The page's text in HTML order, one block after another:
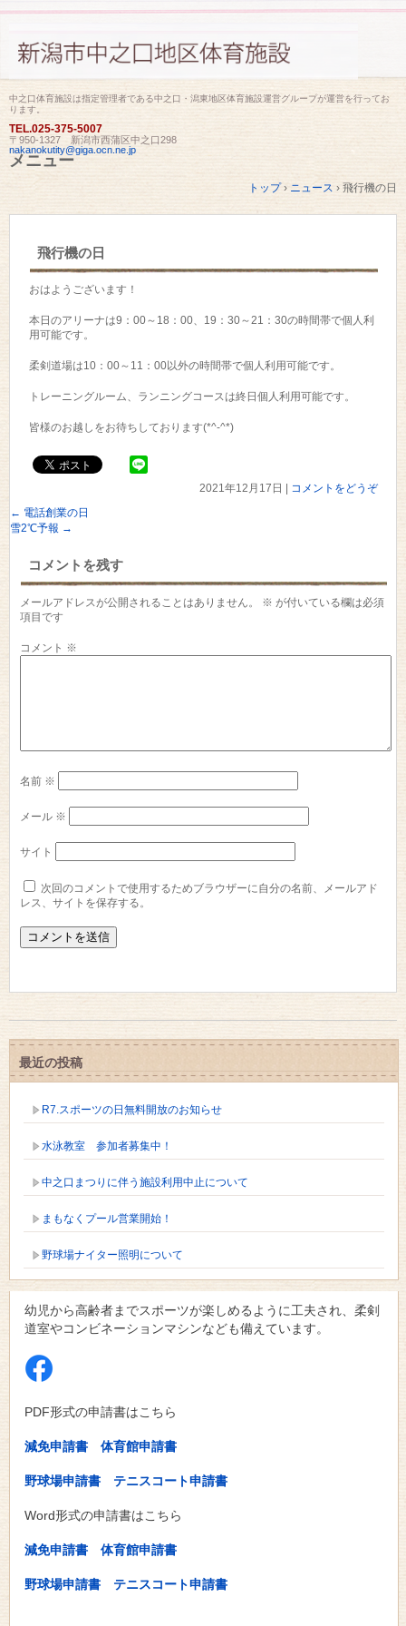
中之口体育施設は指定管理者である中之口・潟東地区体育施設運営グループが運営を行ってお
ります。
TEL.025-375-5007
〒950-1327 新潟市西蒲区中之口298
nakanokutity@giga.ocn.ne.jp
メニュー
トップ › ニュース › 飛行機の日
飛行機の日
おはようございます！
本日のアリーナは9：00～18：00、19：30～21：30の時間帯で個人利
用可能です。
柔剣道場は10：00～11：00以外の時間帯で個人利用可能です。
トレーニングルーム、ランニングコースは終日個人利用可能です。
皆様のお越しをお待ちしております(*^-^*)
2021年12月17日
コメントをどうぞ
← 電話創業の日
雪2℃予報 →
コメントを残す
メールアドレスが公開されることはありません。 ※ が付いている欄は必須
項目です
コメント ※
名前 ※
メール ※
サイト
次回のコメントで使用するためブラウザーに自分の名前、メールアド
レス、サイトを保存する。
最近の投稿
R7.スポーツの日無料開放のお知らせ
水泳教室 参加者募集中！
中之口まつりに伴う施設利用中止について
まもなくプール営業開始！
野球場ナイター照明について
幼児から高齢者までスポーツが楽しめるように工夫され、柔剣
道室やコンビネーションマシンなども備えています。
PDF形式の申請書はこちら
減免申請書 体育館申請書
野球場申請書 テニスコート申請書
Word形式の申請書はこちら
減免申請書 体育館申請書
野球場申請書 テニスコート申請書